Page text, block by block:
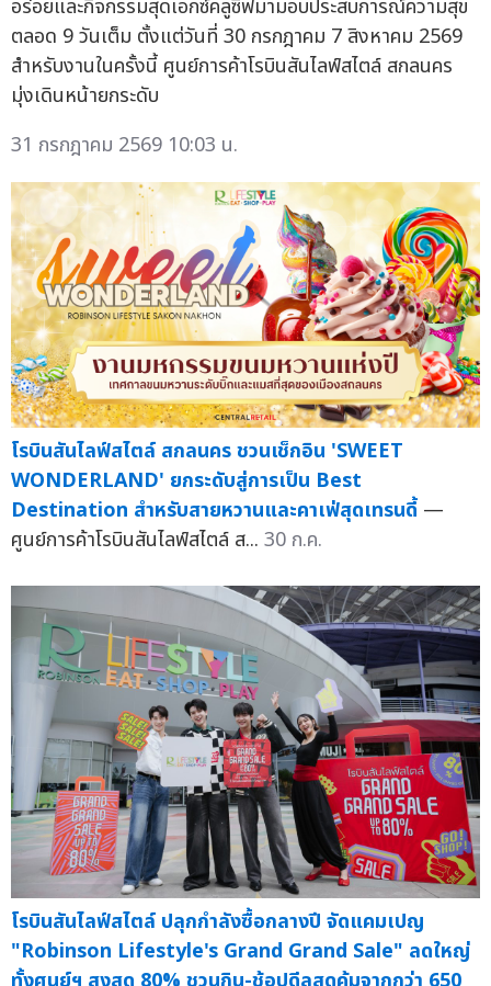
อร่อยและกิจกรรมสุดเอกซ์คลูซิฟมามอบประสบการณ์ความสุข
ตลอด 9 วันเต็ม ตั้งแต่วันที่ 30 กรกฎาคม 7 สิงหาคม 2569
สำหรับงานในครั้งนี้ ศูนย์การค้าโรบินสันไลฟ์สไตล์ สกลนคร
มุ่งเดินหน้ายกระดับ
31 กรกฎาคม 2569 10:03 น.
โรบินสันไลฟ์สไตล์ สกลนคร ชวนเช็กอิน 'SWEET
WONDERLAND' ยกระดับสู่การเป็น Best
Destination สำหรับสายหวานและคาเฟ่สุดเทรนดี้ —
ศูนย์การค้าโรบินสันไลฟ์สไตล์ ส... 30 ก.ค.
โรบินสันไลฟ์สไตล์ ปลุกกำลังซื้อกลางปี จัดแคมเปญ
"Robinson Lifestyle's Grand Grand Sale" ลดใหญ่